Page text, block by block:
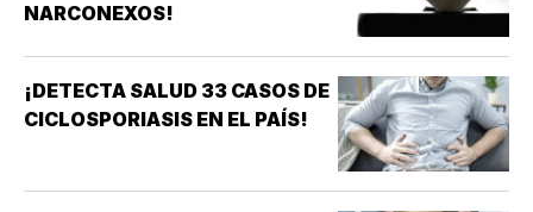
NARCONEXOS!
¡DETECTA SALUD 33 CASOS DE
CICLOSPORIASIS EN EL PAÍS!